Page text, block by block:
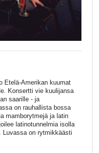
Etelä-Amerikan kuumat
Konsertti vie kuulijansa
saarille - ja
on rauhallista bossa
mamborytmejä ja latin
latinotunnelmia isolla
Luvassa on rytmikkäästi